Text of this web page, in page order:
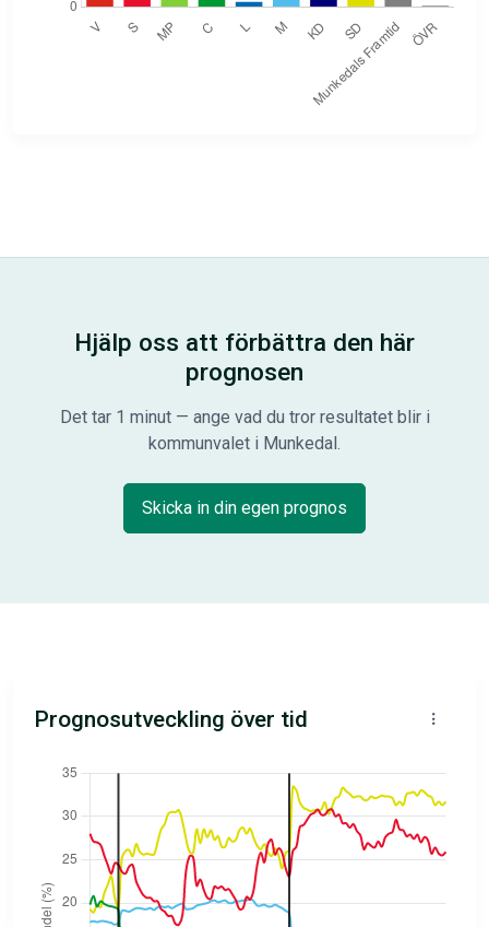
Hjälp oss att förbättra den här
prognosen
Det tar 1 minut — ange vad du tror resultatet blir i
kommunvalet i Munkedal.
Skicka in din egen prognos
Prognosutveckling över tid